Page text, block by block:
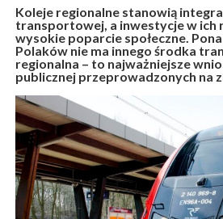
Koleje regionalne stanowią
transportowej, a inwestycje w ich
wysokie poparcie społeczne.
Polaków nie ma innego środka
regionalna – to najważniejsze
publicznej przeprowadzonych na